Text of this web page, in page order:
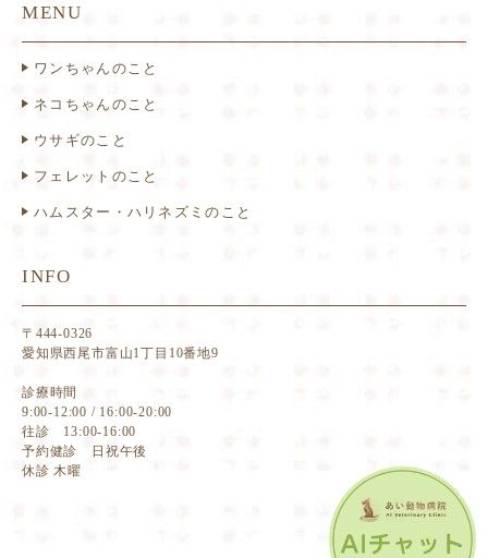
MENU
ワンちゃんのこと
ネコちゃんのこと
ウサギのこと
フェレットのこと
ハムスター・ハリネズミのこと
INFO
〒444-0326
愛知県西尾市富山1丁目10番地9
診療時間
9:00-12:00 / 16:00-20:00
往診 13:00-16:00
予約健診 日祝午後
休診 木曜